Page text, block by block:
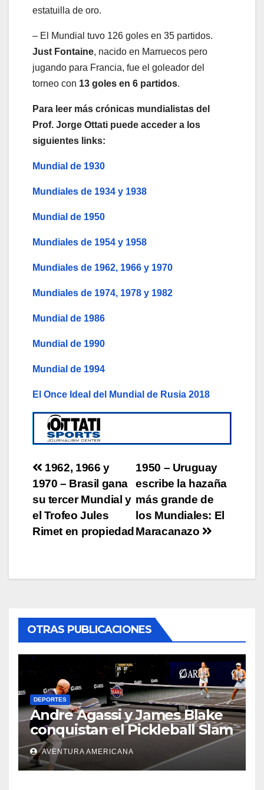
estatuilla de oro.
– El Mundial tuvo 126 goles en 35 partidos.
Just Fontaine, nacido en Marruecos pero
jugando para Francia, fue el goleador del
torneo con 13 goles en 6 partidos.
Para leer más crónicas mundialistas del
Prof. Jorge Ottati puede acceder a los
siguientes links:
Mundial de 1930
Mundiales de 1934 y 1938
Mundial de 1950
Mundiales de 1954 y 1958
Mundiales de 1962, 1966 y 1970
Mundiales de 1974, 1978 y 1982
Mundial de 1986
Mundial de 1990
Mundial de 1994
El Once Ideal del Mundial de Rusia 2018
Post
navigation
1950 – Uruguay
escribe la hazaña
más grande de
los Mundiales: El
Maracanazo
1962, 1966 y
1970 – Brasil gana
su tercer Mundial y
el Trofeo Jules
Rimet en propiedad
OTRAS PUBLICACIONES
DEPORTES
Andre Agassi y James Blake
conquistan el Pickleball Slam
4 y ganan el millón de
dólares
AVENTURA AMERICANA